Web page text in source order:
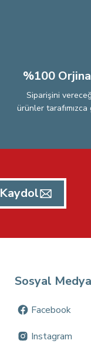
%100
Siparişini
ürünler
Kaydol
Sosyal Medya
Facebook
Instagram